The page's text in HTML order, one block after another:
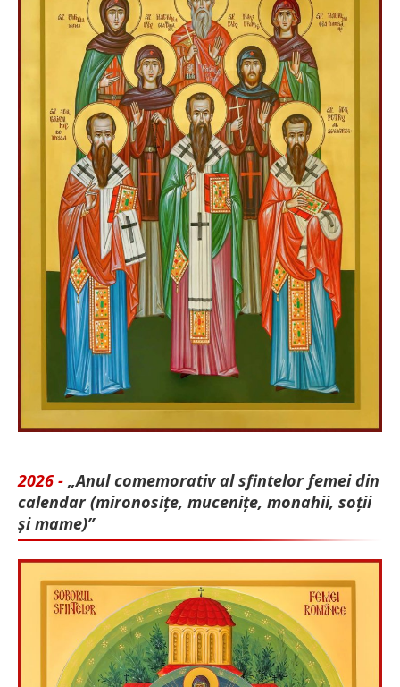
2026 - „Anul comemorativ al sfintelor femei din
calendar (mironosițe, mu­cenițe, monahii, soții
și mame)”